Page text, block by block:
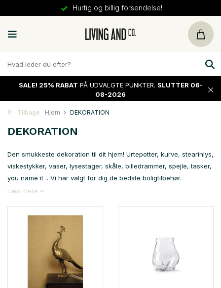
Hurtig og billig forsendelse!
SALE! 25% RABAT PÅ UDVALGTE PUNKTER. SLUTTER 06-
08-2026
Tilbage Hjem DEKORATION
DEKORATION
Den smukkeste dekoration til dit hjem! Urtepotter, kurve, stearinlys,
viskestykker, vaser, lysestager, skåle, billedrammer, spejle, tasker,
you name it .. Vi har valgt for dig de bedste boligtilbehør.
Læs mere